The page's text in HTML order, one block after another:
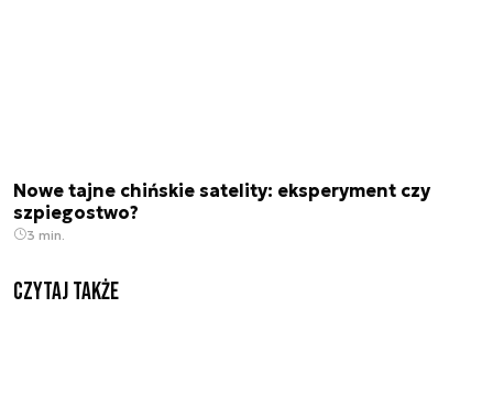
Nowe tajne chińskie satelity: eksperyment czy
szpiegostwo?
3 min.
Czytaj także